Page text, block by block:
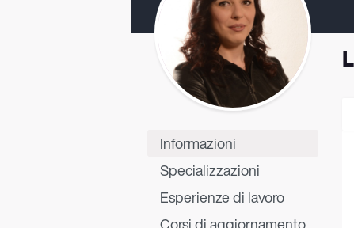
Informazioni
Specializzazioni
Esperienze di lavoro